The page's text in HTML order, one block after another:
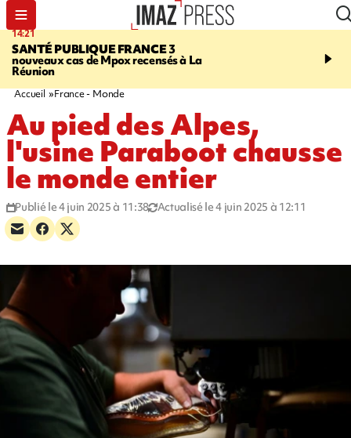
14:21
SANTÉ PUBLIQUE FRANCE3
nouveaux cas de Mpox recensés à La
Réunion
15:45
dix établissements ont
Accueil France - Monde
Au pied des Alpes,
l'usine Paraboot chausse
le monde entier
Publié le 4 juin 2025 à 11:38 Actualisé le 4 juin 2025 à 12:11